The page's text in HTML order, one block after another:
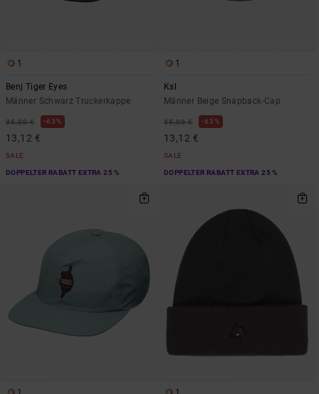
1
Benj Tiger Eyes
Männer Schwarz Truckerkappe
35,00 € 63%
13,12 €
SALE
DOPPELTER RABATT EXTRA 25 %
1
Ksl
Männer Beige Snapback-Cap
35,00 € 63%
13,12 €
SALE
DOPPELTER RABATT EXTRA 25 %